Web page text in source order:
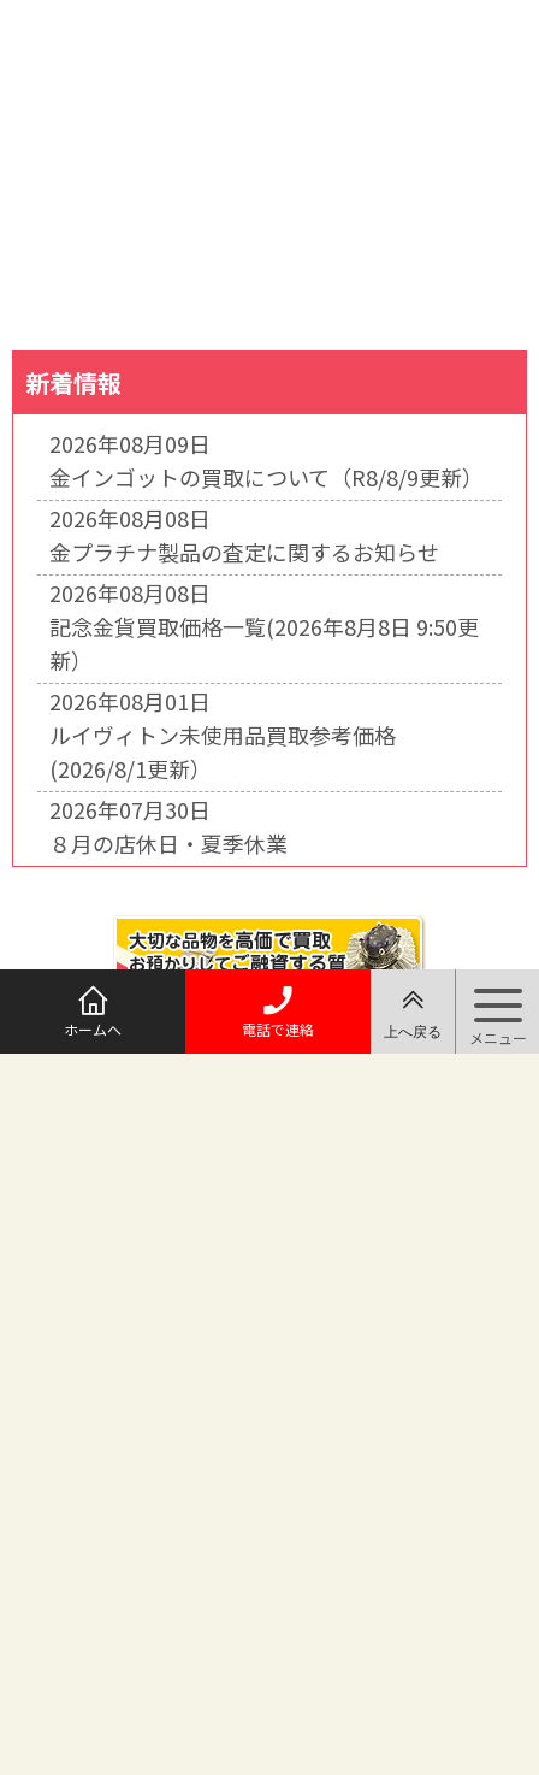
新着情報
2026年08月09日
金インゴットの買取について（R8/8/9更新）
2026年08月08日
金プラチナ製品の査定に関するお知らせ
2026年08月08日
記念金貨買取価格一覧(2026年8月8日 9:50更
新）
2026年08月01日
ルイヴィトン未使用品買取参考価格
(2026/8/1更新）
2026年07月30日
８月の店休日・夏季休業
ホームへ 電話で連絡